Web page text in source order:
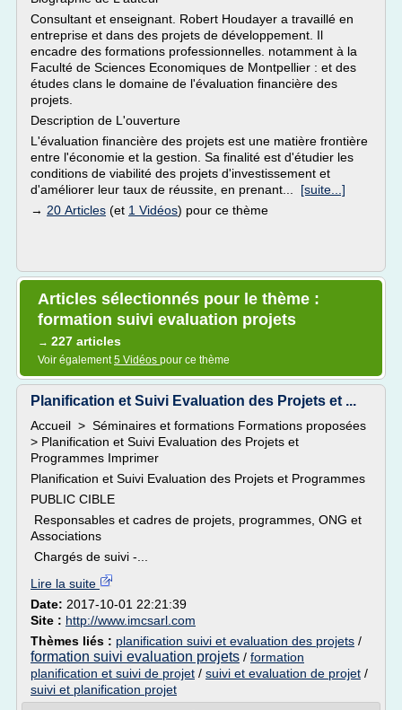
Consultant et enseignant. Robert Houdayer a travaillé en
entreprise et dans des projets de développement. Il
encadre des formations professionnelles. notamment à la
Faculté de Sciences Economiques de Montpellier : et des
études clans le domaine de l'évaluation financière des
projets.
Description de L'ouverture
L'évaluation financière des projets est une matière frontière
entre l'économie et la gestion. Sa finalité est d'étudier les
conditions de viabilité des projets d'investissement et
d'améliorer leur taux de réussite, en prenant... [suite...]
→ 20 Articles (et 1 Vidéos) pour ce thème
Articles sélectionnés pour le thème :
formation suivi evaluation projets
→ 227 articles
Voir également5 Vidéos pour ce thème
Planification et Suivi Evaluation des Projets et ...
Accueil > Séminaires et formations Formations proposées
> Planification et Suivi Evaluation des Projets et
Programmes Imprimer
Planification et Suivi Evaluation des Projets et Programmes
PUBLIC CIBLE
Responsables et cadres de projets, programmes, ONG et
Associations
Chargés de suivi -...
Lire la suite
Date: 2017-10-01 22:21:39
Site : http://www.imcsarl.com
Thèmes liés : planification suivi et evaluation des projets /
formation suivi evaluation projets / formation
planification et suivi de projet / suivi et evaluation de projet /
suivi et planification projet